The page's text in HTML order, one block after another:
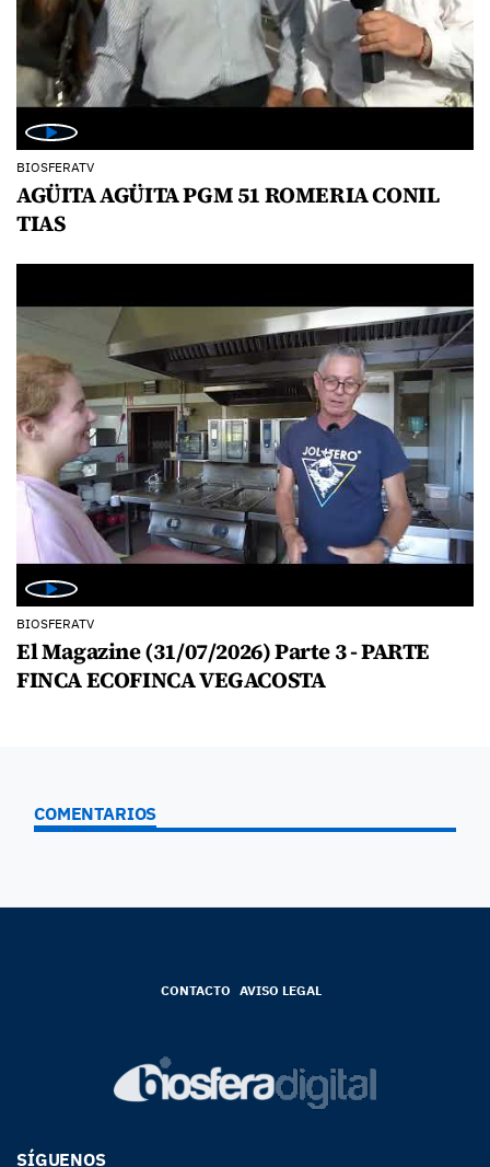
BIOSFERATV
AGÜITA AGÜITA PGM 51 ROMERIA CONIL
TIAS
BIOSFERATV
El Magazine (31/07/2026) Parte 3 - PARTE
FINCA ECOFINCA VEGACOSTA
COMENTARIOS
CONTACTO AVISO LEGAL
SÍGUENOS